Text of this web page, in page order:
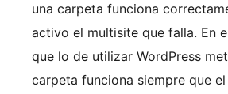
una carpeta funciona
activo el multisite que falla. En
que lo de utilizar WordPress
carpeta funciona siempre que